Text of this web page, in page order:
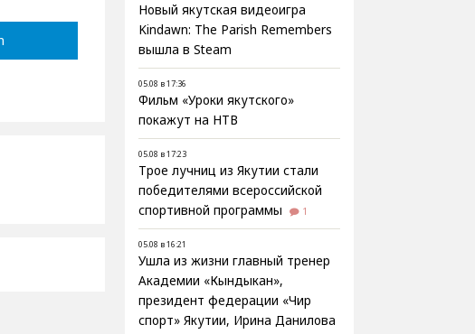
Новый якутская видеоигра
Kindawn: The Parish Remembers
вышла в Steam
05.08 в 17:36
Фильм «Уроки якутского»
покажут на НТВ
05.08 в 17:23
Трое лучниц из Якутии стали
победителями всероссийской
спортивной программы
1
05.08 в 16:21
Ушла из жизни главный тренер
Академии «Кындыкан»,
президент федерации «Чир
спорт» Якутии, Ирина Данилова